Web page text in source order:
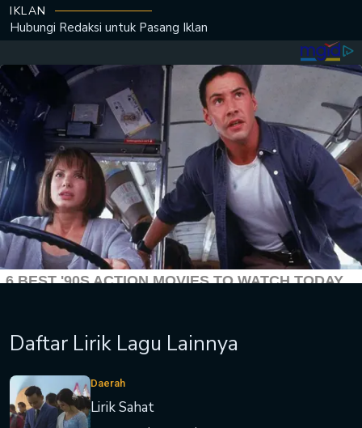
IKLAN
Hubungi Redaksi untuk Pasang Iklan
Daftar Lirik Lagu Lainnya
Daerah
Lirik Sahat